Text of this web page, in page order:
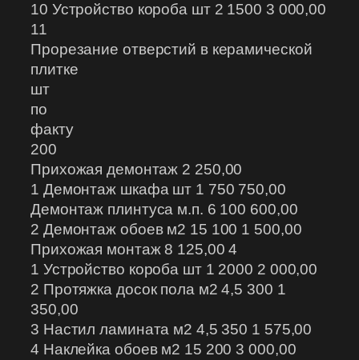
10 Устройство короба шт 2 1500 3 000,00
11
Прорезание отверстий в керамической
плитке
шт
по
факту
200
Прихожая демонтаж 2 250,00
1 Демонтаж шкафа шт 1 750 750,00
Демонтаж плинтуса м.п. 6 100 600,00
2 Демонтаж обоев м2 15 100 1 500,00
Прихожая монтаж 8 125,00 4
1 Устройство короба шт 1 2000 2 000,00
2 Протяжка досок пола м2 4,5 300 1
350,00
3 Настил ламината м2 4,5 350 1 575,00
4 Наклейка обоев м2 15 200 3 000,00